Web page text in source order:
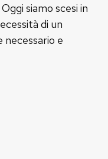
siamo scesi in
di un
e